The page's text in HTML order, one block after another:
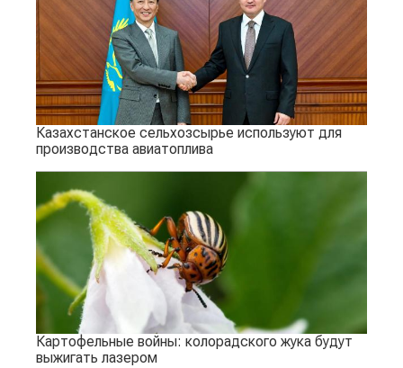
Казахстанское сельхозсырье используют для
производства авиатоплива
Картофельные войны: колорадского жука будут
выжигать лазером